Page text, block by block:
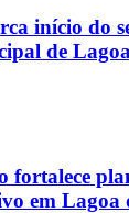
início do
de
fortalece
em